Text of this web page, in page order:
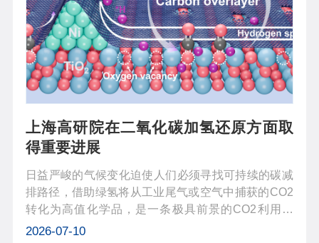
上海高研院在二氧化碳加氢还原方面取
得重要进展
日益严峻的气候变化迫使人们必须寻找可持续的碳减
排路径，借助绿氢将从工业尾气或空气中捕获的CO2
转化为高值化学品，是一条极具前景的CO2利用路
线。其中，逆水煤气变换（RWGS）反应不仅将CO2
2026-07-10